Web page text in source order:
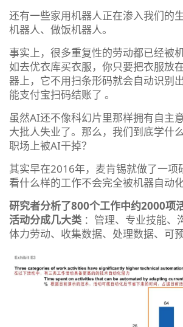
还有一些家用机器人正在渗入我们的
机器人、做饭机器人。
事实上，很多重复性的劳动都已经被
如去优衣库买衣服，你只要把衣服放
器上，它不用扫条形码就会自动识别
能支付宝扫码结账了 。
虽然AI还不像科幻片里那样拥有自主
大批人失业了。那么，我们到底学什
职场上被AI干掉？
其实早在2016年，麦肯锡就做了一项
看什么样的工作不会完全被机器自动
研究者分析了800个工作中约2000项
活动分成几大类 ：管理、专业技能、
体力劳动、收集数据、处理数据、可